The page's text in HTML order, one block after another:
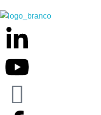
Weber Ambiental
Consultoria e Engenharia Ambiental